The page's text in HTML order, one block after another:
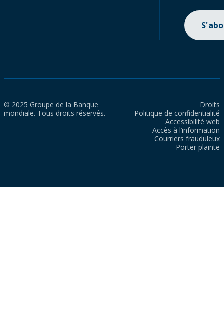
© 2025 Groupe de la Banque
mondiale. Tous droits réservés.
Droits
Politique de confidentialité
Accessibilité web
Accès à l’information
Courriers frauduleux
Porter plainte